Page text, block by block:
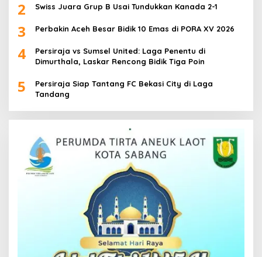
2 Swiss Juara Grup B Usai Tundukkan Kanada 2-1
3 Perbakin Aceh Besar Bidik 10 Emas di PORA XV 2026
4
Persiraja vs Sumsel United: Laga Penentu di
Dimurthala, Laskar Rencong Bidik Tiga Poin
5
Persiraja Siap Tantang FC Bekasi City di Laga
Tandang